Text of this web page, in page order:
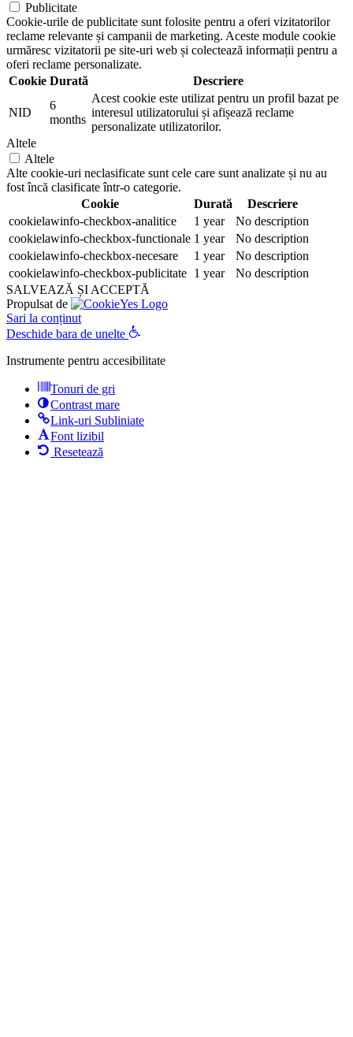
Publicitate
Cookie-urile de publicitate sunt folosite pentru a oferi vizitatorilor
reclame relevante și campanii de marketing. Aceste module cookie
urmăresc vizitatorii pe site-uri web și colectează informații pentru a
oferi reclame personalizate.
Cookie Durată Descriere
NID
6
months
Acest cookie este utilizat pentru un profil bazat pe
interesul utilizatorului și afișează reclame
personalizate utilizatorilor.
Altele
Altele
Alte cookie-uri neclasificate sunt cele care sunt analizate și nu au
fost încă clasificate într-o categorie.
Cookie
Durată
Descriere
cookielawinfo-checkbox-analitice
1 year
No description
cookielawinfo-checkbox-functionale 1 year
No description
cookielawinfo-checkbox-necesare
1 year
No description
cookielawinfo-checkbox-publicitate 1 year
No description
SALVEAZĂ ȘI ACCEPTĂ
Propulsat de
Sari la conținut
Deschide bara de unelte
Instrumente pentru accesibilitate
Tonuri de gri
Contrast mare
Link-uri Subliniate
Font lizibil
Resetează